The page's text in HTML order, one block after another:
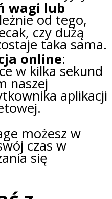
wagi lub
od tego,
czy dużą
taka sama.
online:
w kilka sekund
naszej
aplikacji
możesz w
czas w
się